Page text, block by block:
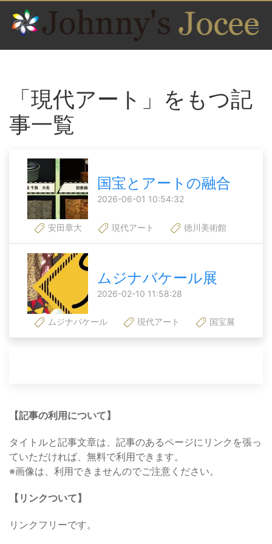
「現代アート」をもつ記
事一覧
国宝とアートの融合
2026-06-01 10:54:32
安田章大 現代アート 徳川美術館
ムジナバケール展
2026-02-10 11:58:28
ムジナバケール 現代アート 国宝展
【記事の利用について】
タイトルと記事文章は、記事のあるページにリンクを張っ
ていただければ、無料で利用できます。
※画像は、利用できませんのでご注意ください。
【リンクついて】
リンクフリーです。